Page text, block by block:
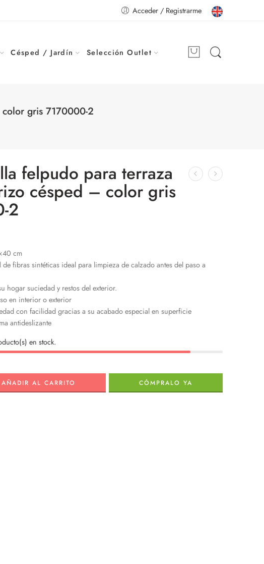
Acceder / Registrarme
Césped / Jardín Selección Outlet
gris 7170000-2
felpudo para terraza
césped – color gris
2
cm
fibras sintéticas ideal para limpieza de calzado antes del paso a
hogar suciedad y restos del exterior.
en interior o exterior
con facilidad gracias a su acabado especial en superficie
antideslizante
en stock.
AÑADIR AL CARRITO CÓMPRALO YA